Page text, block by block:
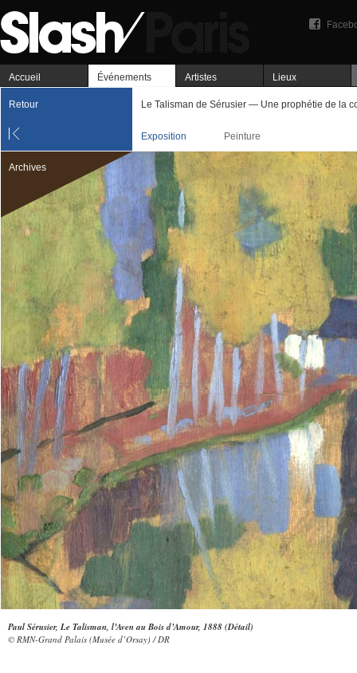
Accueil Événements Artistes Lieux
Retour Le Talisman de Sérusier — Une prophétie de la
Exposition Peinture
Archives
Paul Sérusier, Le Talisman, l’Aven au Bois d’Amour, 1888 (Détail)
© RMN-Grand Palais (Musée d’Orsay) / DR